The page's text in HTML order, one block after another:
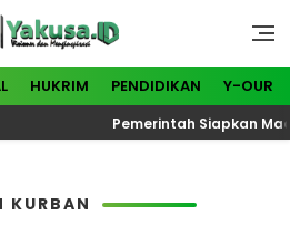
Yakusa
dan Menginspirasi
HUKRIM PENDIDIKAN Y-OUR
Pemerintah Siapkan
KURBAN